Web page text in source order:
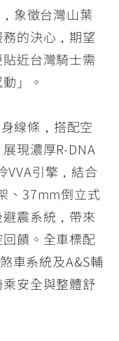
象徵台灣山葉
的決心，期望
近台灣騎士需
」。
線條，搭配空
現濃厚R-DNA
VVA引擎，結合
、37mm倒立式
震系統，帶來
饋。全車標配
車系統及A&S輔
安全與整體舒